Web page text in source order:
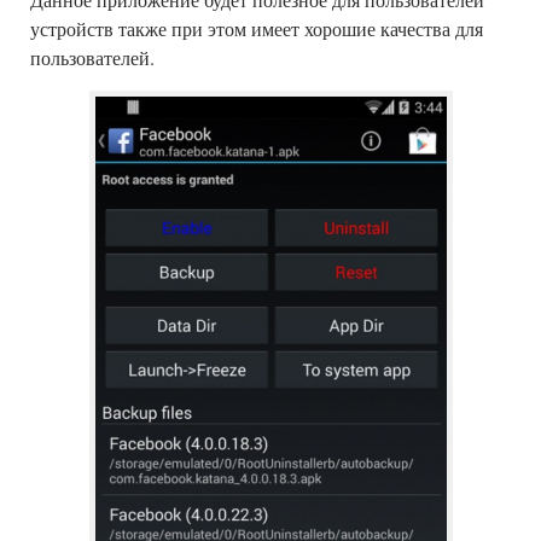
устройств также при этом имеет хорошие качества для
пользователей.